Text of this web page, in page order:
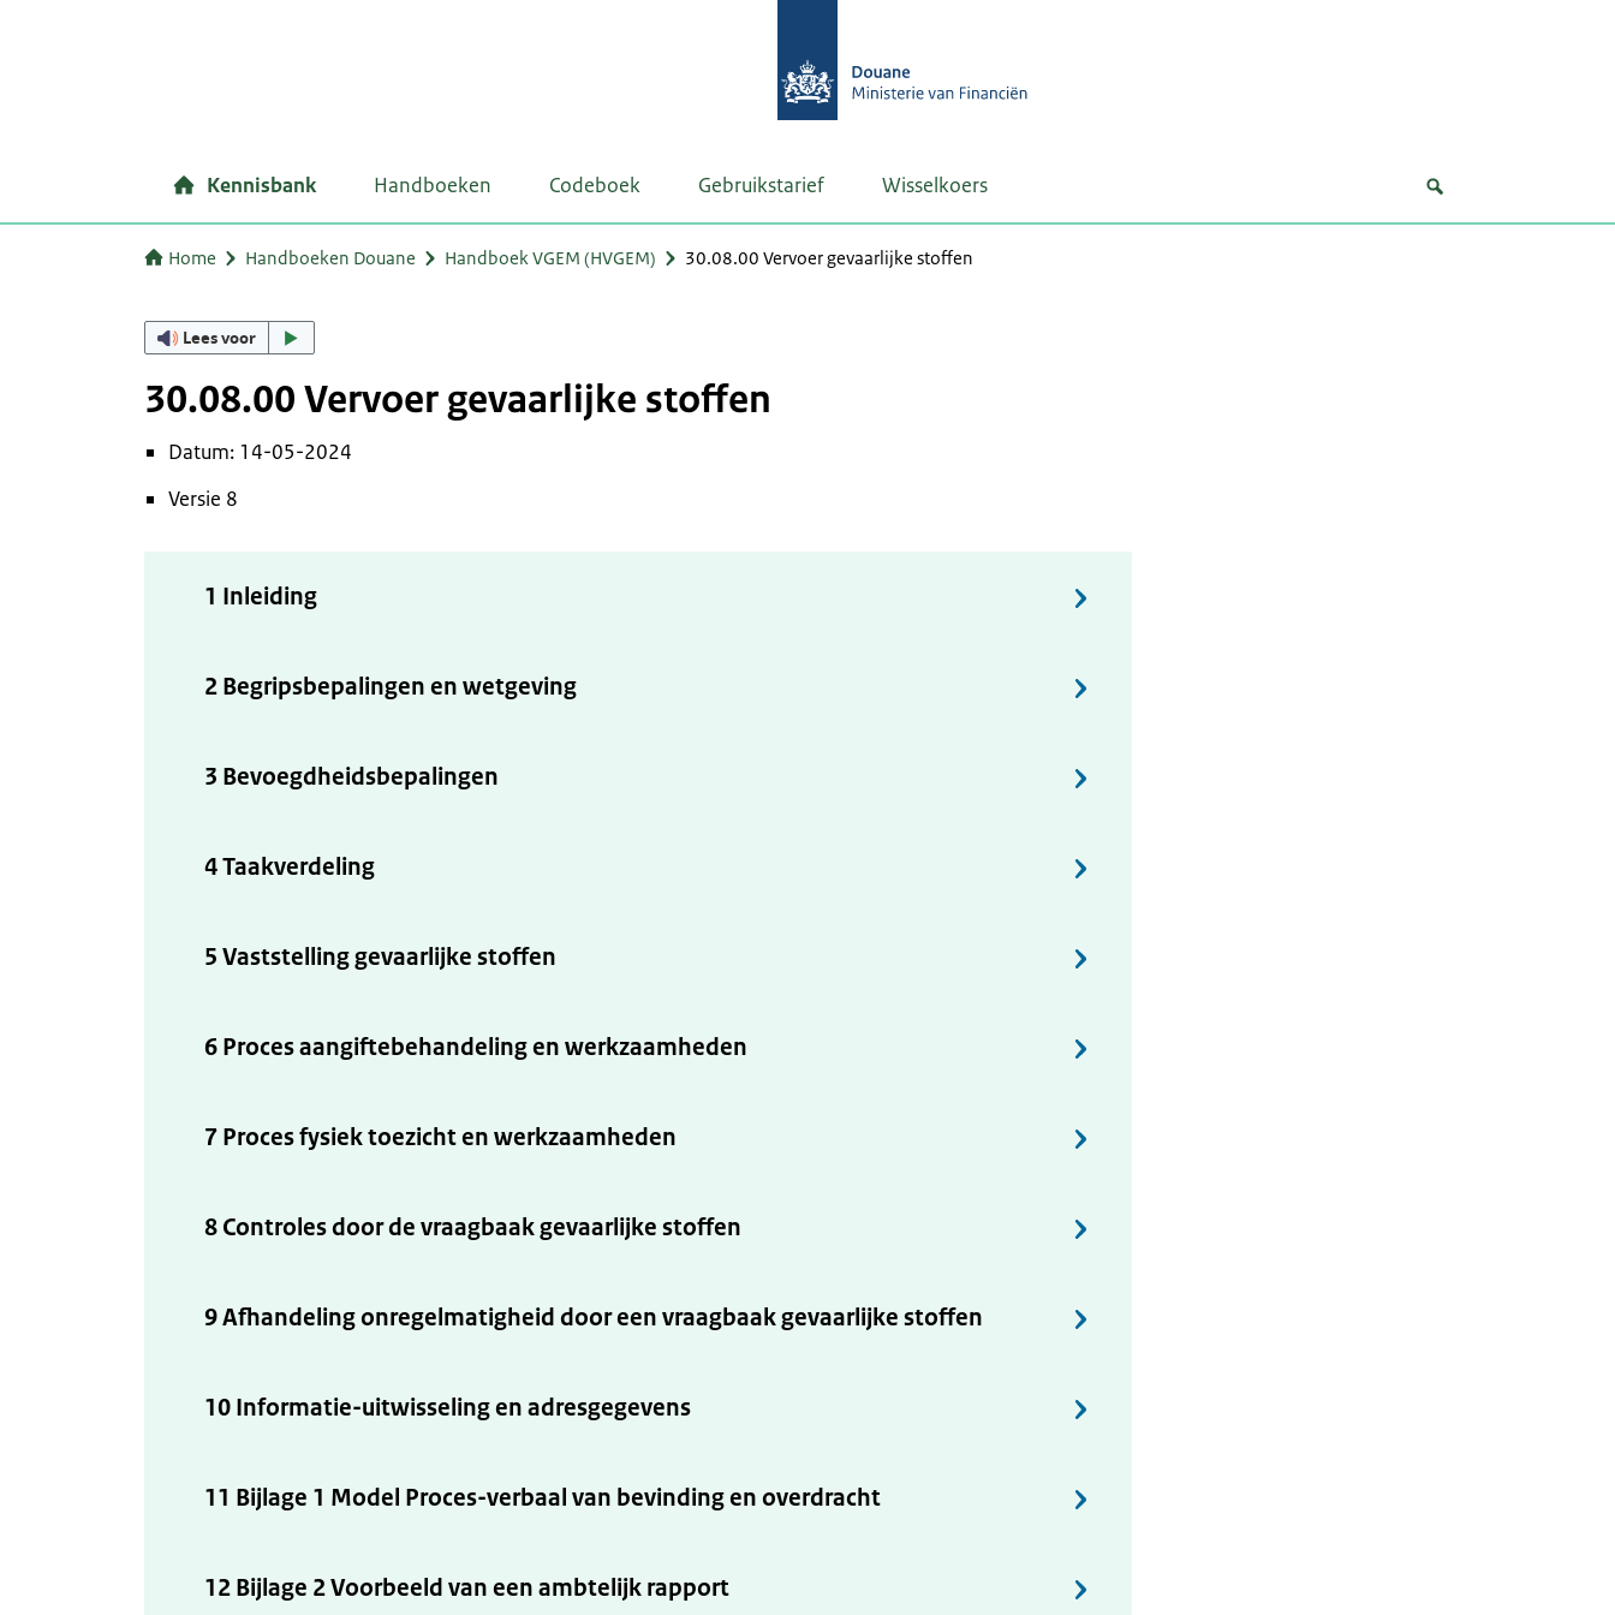
Kennisbank Handboeken Codeboek Gebruikstarief Wisselkoers
Home Handboeken Douane Handboek VGEM (HVGEM) 30.08.00 Vervoer gevaarlijke stoffen
Lees voor
30.08.00 Vervoer gevaarlijke stoffen
Datum: 14-05-2024
Versie 8
1 Inleiding
2 Begripsbepalingen en wetgeving
3 Bevoegdheidsbepalingen
4 Taakverdeling
5 Vaststelling gevaarlijke stoffen
6 Proces aangiftebehandeling en werkzaamheden
7 Proces fysiek toezicht en werkzaamheden
8 Controles door de vraagbaak gevaarlijke stoffen
9 Afhandeling onregelmatigheid door een vraagbaak gevaarlijke stoffen
10 Informatie-uitwisseling en adresgegevens
11 Bijlage 1 Model Proces-verbaal van bevinding en overdracht
12 Bijlage 2 Voorbeeld van een ambtelijk rapport